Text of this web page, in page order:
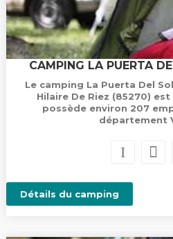
CAMPING LA PUERTA
Le camping La Puerta Del
Hilaire De Riez (85270)
possède environ 207
département
Détails du camping